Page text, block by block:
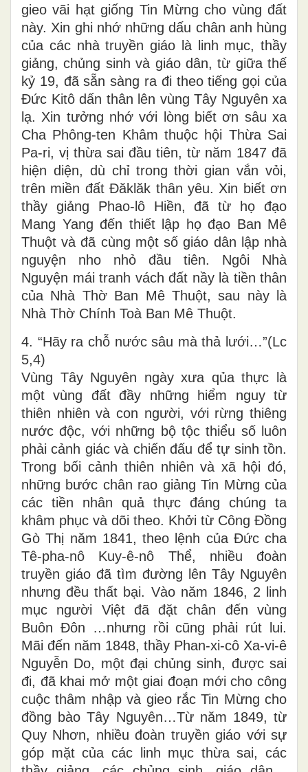
gieo vãi hạt giống Tin Mừng cho vùng đất
này. Xin ghi nhớ những dấu chân anh hùng
của các nhà truyền giáo là linh mục, thầy
giảng, chủng sinh và giáo dân, từ giữa thế
kỷ 19, đã sẵn sàng ra đi theo tiếng gọi của
Đức Kitô dấn thân lên vùng Tây Nguyên xa
lạ. Xin tưởng nhớ với lòng biết ơn sâu xa
Cha Phông-ten Khâm thuộc hội Thừa Sai
Pa-ri, vị thừa sai đầu tiên, từ năm 1847 đã
hiện diện, dù chỉ trong thời gian vắn vỏi,
trên miền đất Đăklăk thân yêu. Xin biết ơn
thầy giảng Phao-lô Hiền, đã từ họ đạo
Mang Yang đến thiết lập họ đạo Ban Mê
Thuột và đã cùng một số giáo dân lập nhà
nguyện nho nhỏ đầu tiên. Ngôi Nhà
Nguyện mái tranh vách đất nầy là tiền thân
của Nhà Thờ Ban Mê Thuột, sau này là
Nhà Thờ Chính Toà Ban Mê Thuột.
4. “Hãy ra chỗ nước sâu mà thả lưới…”(Lc
5,4)
Vùng Tây Nguyên ngày xưa qủa thực là
một vùng đất đầy những hiểm nguy từ
thiên nhiên và con người, với rừng thiêng
nước độc, với những bộ tộc thiểu số luôn
phải cảnh giác và chiến đấu để tự sinh tồn.
Trong bối cảnh thiên nhiên và xã hội đó,
những bước chân rao giảng Tin Mừng của
các tiền nhân quả thực đáng chúng ta
khâm phục và dõi theo. Khởi từ Công Đồng
Gò Thị năm 1841, theo lệnh của Đức cha
Tê-pha-nô Kuy-ê-nô Thể, nhiều đoàn
truyền giáo đã tìm đường lên Tây Nguyên
nhưng đều thất bại. Vào năm 1846, 2 linh
mục người Việt đã đặt chân đến vùng
Buôn Đôn …nhưng rồi cũng phải rút lui.
Mãi đến năm 1848, thầy Phan-xi-cô Xa-vi-ê
Nguyễn Do, một đại chủng sinh, được sai
đi, đã khai mở một giai đoạn mới cho công
cuộc thâm nhập và gieo rắc Tin Mừng cho
đồng bào Tây Nguyên…Từ năm 1849, từ
Quy Nhơn, nhiều đoàn truyền giáo với sự
góp mặt của các linh mục thừa sai, các